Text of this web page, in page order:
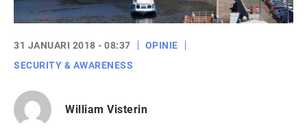
31 JANUARI 2018 - 08:37
OPINIE
SECURITY & AWARENESS
William Visterin